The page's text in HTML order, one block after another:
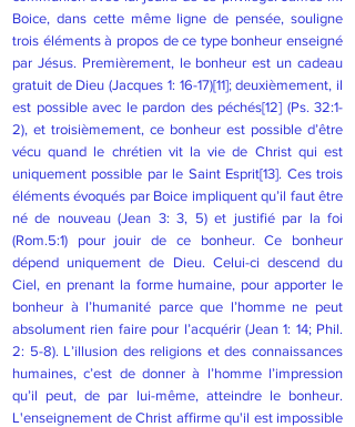
Boice, dans cette même ligne de pensée, souligne
trois éléments à propos de ce type bonheur enseigné
par Jésus. Premièrement, le bonheur est un cadeau
gratuit de Dieu (Jacques 1: 16-17)[11]; deuxièmement, il
est possible avec le pardon des péchés[12] (Ps. 32:1-
2), et troisièmement, ce bonheur est possible d’être
vécu quand le chrétien vit la vie de Christ qui est
uniquement possible par le Saint Esprit[13]. Ces trois
éléments évoqués par Boice impliquent qu’il faut être
né de nouveau (Jean 3: 3, 5) et justifié par la foi
(Rom.5:1) pour jouir de ce bonheur. Ce bonheur
dépend uniquement de Dieu. Celui-ci descend du
Ciel, en prenant la forme humaine, pour apporter le
bonheur à l’humanité parce que l’homme ne peut
absolument rien faire pour l’acquérir (Jean 1: 14; Phil.
2: 5-8). L’illusion des religions et des connaissances
humaines, c’est de donner à l’homme l’impression
qu’il peut, de par lui-même, atteindre le bonheur.
L'enseignement de Christ affirme qu'il est impossible